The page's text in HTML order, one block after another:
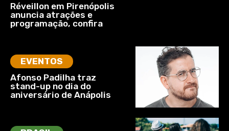
Réveillon em Pirenópolis
anuncia atrações e
programação, confira
EVENTOS
Afonso Padilha traz
stand-up no dia do
aniversário de Anápolis